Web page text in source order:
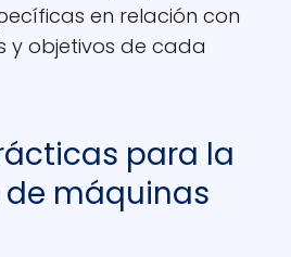
en relación con
y objetivos de cada
para la
máquinas